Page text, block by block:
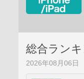
総合ラン
2026年08月06日